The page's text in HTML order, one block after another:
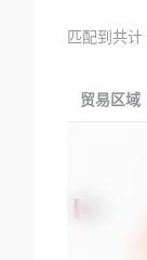
匹配到共计
贸易区域